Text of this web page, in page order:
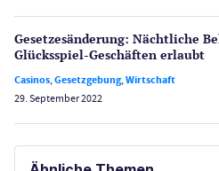
Gesetzes­änderung: Nächtliche
Glücksspiel-Geschäften erlaubt
Casinos,Gesetzgebung,Wirtschaft
29. September 2022